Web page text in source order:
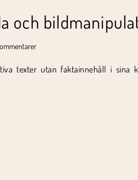
och
texter utan faktainnehåll i sina